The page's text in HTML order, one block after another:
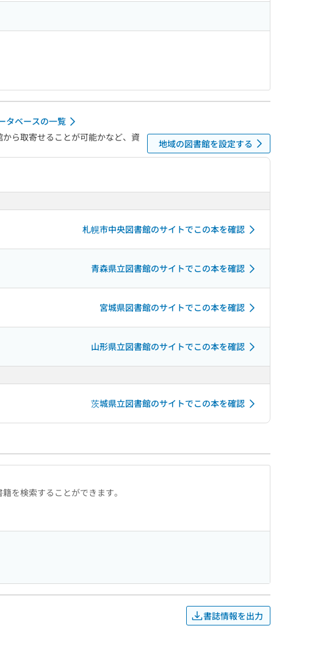
タベースの一覧
ら取寄せることが可能かなど、資
地域の図書館を設定する
札幌市中央図書館のサイトでこの本を確認
青森県立図書館のサイトでこの本を確認
宮城県図書館のサイトでこの本を確認
山形県立図書館のサイトでこの本を確認
茨城県立図書館のサイトでこの本を確認
を検索することができます。
書誌情報を出力